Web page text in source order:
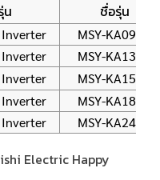
น ชื่อรุ่น
Inverter MSY-KA09VF
Inverter MSY-KA13VF
Inverter MSY-KA15VF
Inverter MSY-KA18VF
Inverter MSY-KA24VF
Electric Happy